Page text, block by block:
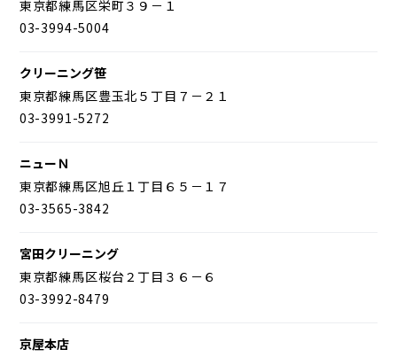
東京都練馬区栄町３９－１
03-3994-5004
クリーニング笹
東京都練馬区豊玉北５丁目７－２１
03-3991-5272
ニューＮ
東京都練馬区旭丘１丁目６５－１７
03-3565-3842
宮田クリーニング
東京都練馬区桜台２丁目３６－６
03-3992-8479
京屋本店